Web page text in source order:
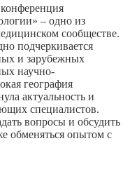
– одно из
сообществе.
подчеркивается
и зарубежных
научно-
география
актуальность и
специалистов.
вопросы и обсудить
обменяться опытом с